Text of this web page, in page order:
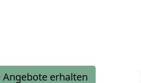
Angebote erhalten